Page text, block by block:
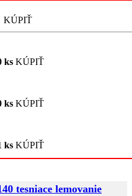
KÚPIŤ
ks KÚPIŤ
ks KÚPIŤ
ks KÚPIŤ
tesniace lemovanie